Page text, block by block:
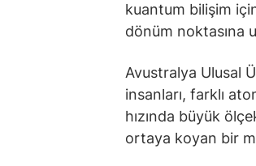
kuantum bilişim
dönüm noktasına
Avustralya Ulusal
insanları, farklı
hızında büyük
ortaya koyan bir